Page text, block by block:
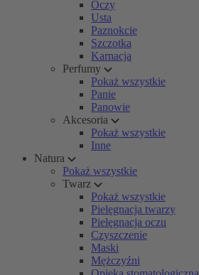
Oczy
Usta
Paznokcie
Szczotka
Karnacja
Perfumy
Pokaż wszystkie
Panie
Panowie
Akcesoria
Pokaż wszystkie
Inne
Natura
Pokaż wszystkie
Twarz
Pokaż wszystkie
Pielęgnacja twarzy
Pielęgnacja oczu
Czyszczenie
Maski
Mężczyźni